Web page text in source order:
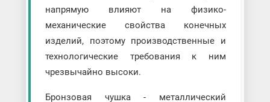
напрямую влияют на физико-
механические свойства конечных
изделий, поэтому производственные и
технологические требования к ним
чрезвычайно высоки.
Бронзовая чушка - металлический